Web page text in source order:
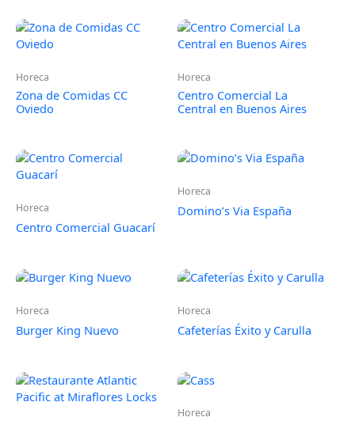
Horeca
Zona de Comidas CC
Oviedo
Horeca
Centro Comercial La
Central en Buenos Aires
Horeca
Centro Comercial Guacarí
Horeca
Domino’s Via España
Horeca
Burger King Nuevo
Horeca
Cafeterías Éxito y Carulla
Horeca